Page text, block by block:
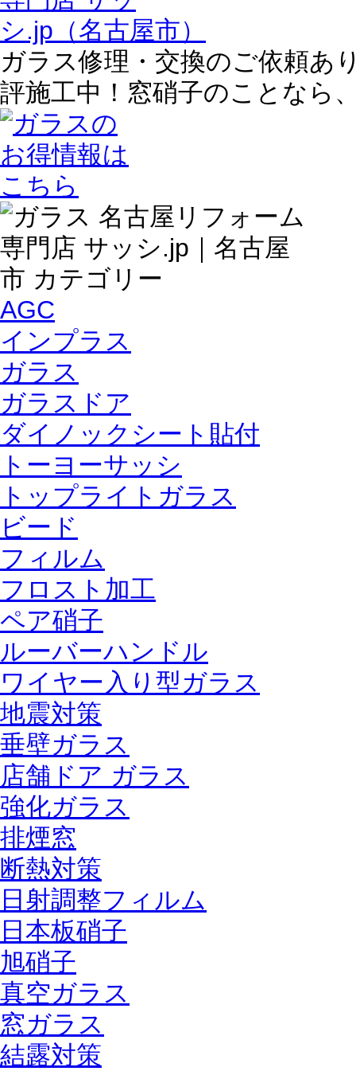
ガラス修理・交換のご依頼あ
評施工中！窓硝子のことなら
AGC
インプラス
ガラス
ガラスドア
ダイノックシート貼付
トーヨーサッシ
トップライトガラス
ビード
フィルム
フロスト加工
ペア硝子
ルーバーハンドル
ワイヤー入り型ガラス
地震対策
垂壁ガラス
店舗ドア ガラス
強化ガラス
排煙窓
断熱対策
日射調整フィルム
日本板硝子
旭硝子
真空ガラス
窓ガラス
結露対策